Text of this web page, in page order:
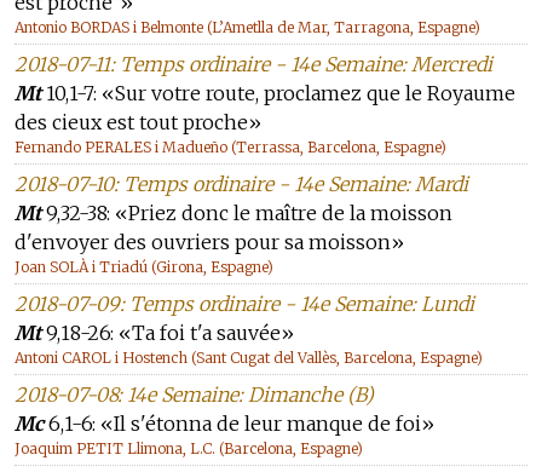
Antonio BORDAS i Belmonte (L’Ametlla de Mar, Tarragona, Espagne)
2018-07-11: Temps ordinaire - 14e Semaine: Mercredi
Mt10,1-7: «Sur votre route, proclamez que le Royaume
des cieux est tout proche»
Fernando PERALES i Madueño (Terrassa, Barcelona, Espagne)
2018-07-10: Temps ordinaire - 14e Semaine: Mardi
Mt9,32-38: «Priez donc le maître de la moisson
d'envoyer des ouvriers pour sa moisson»
Joan SOLÀ i Triadú (Girona, Espagne)
2018-07-09: Temps ordinaire - 14e Semaine: Lundi
Mt9,18-26: «Ta foi t'a sauvée»
Antoni CAROL i Hostench (Sant Cugat del Vallès, Barcelona, Espagne)
2018-07-08: 14e Semaine: Dimanche (B)
Mc6,1-6: «Il s'étonna de leur manque de foi»
Joaquim PETIT Llimona, L.C. (Barcelona, Espagne)